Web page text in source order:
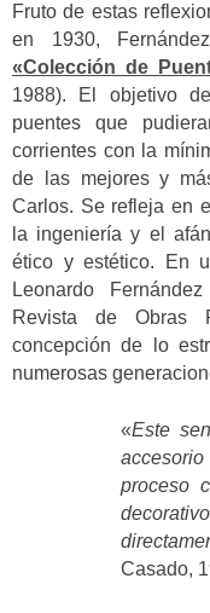
Fruto de estas
en 1930,
«Colección de
1988). El objetivo
puentes que
corrientes con la
de las mejores y
Carlos. Se refleja en
la ingeniería y el
ético y estético. En
Leonardo
Revista de Obras
concepción de lo
numerosas
«Este
proceso
Casado,